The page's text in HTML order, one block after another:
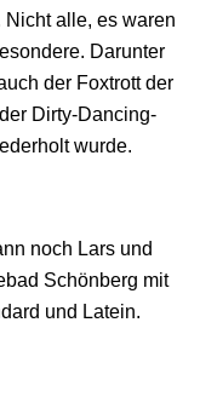
alle, es waren
Darunter
der Foxtrott der
Dirty-Dancing-
wurde.
noch Lars und
Schönberg mit
und Latein.